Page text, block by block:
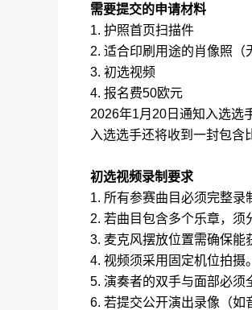
需要提交的申请材料
1. 护照首页扫描件
2. 适合印刷用途的肖像照
3. 初选视频
4. 报名费50欧元
2026年1月20日通知入选选
入选选手还将收到一封包含
初选视频录制要求
1. 所有参赛曲目必须完整录
2. 若曲目包含多个乐章，须
3. 麦克风摆放位置需确保能
4. 视频须采用固定机位拍摄。
5. 演奏者的双手与面部必须
6. 若提交公开演出录像（如